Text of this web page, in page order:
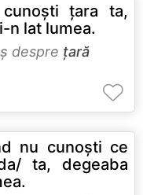
țara ta,
n lat lumea.
despre țară
nu cunoști ce
ta, degeaba